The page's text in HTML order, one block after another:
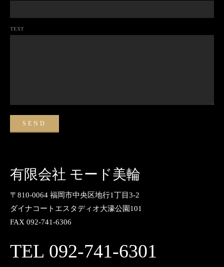
TEXT
有限会社 モード美輪
〒810-0064 福岡市中央区地行1丁目3-2
ダイナコートエスタディオ大濠公園101
FAX 092-741-6306
TEL 092-741-6301